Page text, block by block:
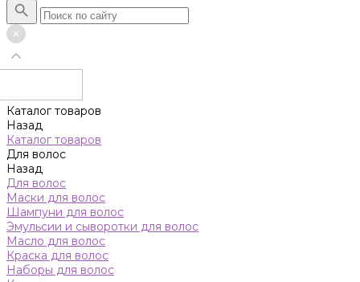
Каталог товаров
Назад
Каталог товаров
Для волос
Назад
Для волос
Маски для волос
Шампуни для волос
Эмульсии и сыворотки для волос
Масло для волос
Краска для волос
Наборы для волос